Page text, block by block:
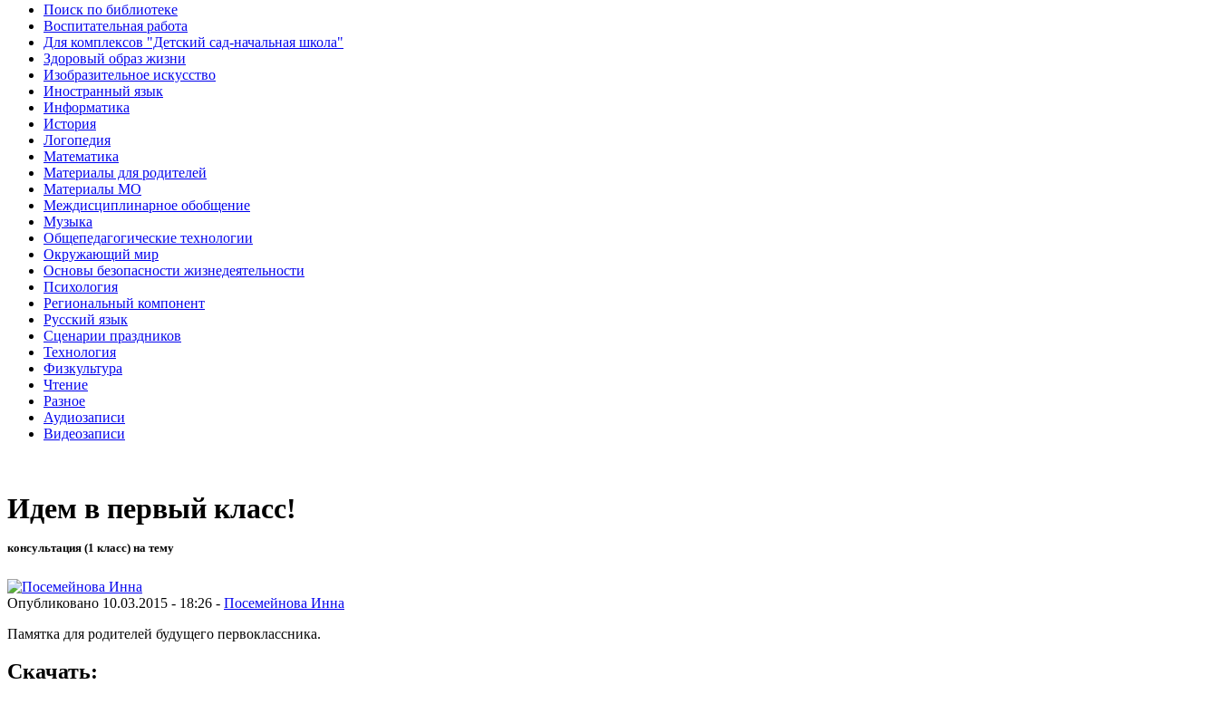
Поиск по библиотеке
Воспитательная работа
Для комплексов "Детский сад-начальная школа"
Здоровый образ жизни
Изобразительное искусство
Иностранный язык
Информатика
История
Логопедия
Математика
Материалы для родителей
Материалы МО
Междисциплинарное обобщение
Музыка
Общепедагогические технологии
Окружающий мир
Основы безопасности жизнедеятельности
Психология
Региональный компонент
Русский язык
Сценарии праздников
Технология
Физкультура
Чтение
Разное
Аудиозаписи
Видеозаписи
Идем в первый класс!
консультация (1 класс) на тему
Опубликовано 10.03.2015 - 18:26 - Посемейнова Инна
Памятка для родителей будущего первоклассника.
Скачать: